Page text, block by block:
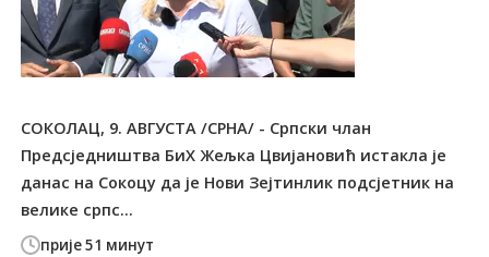
прије 51 минут
СОКОЛАЦ, 9. АВГУСТА /СРНА/ - Српски члан
Предсједништва БиХ Жељка Цвијановић истакла је
данас на Сокоцу да је Нови Зејтинлик подсјетник на
велике српс...